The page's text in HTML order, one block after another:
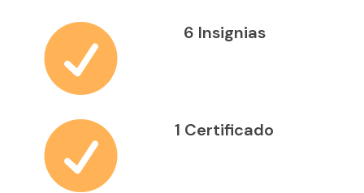
 6 Insignias
 1 Certificado